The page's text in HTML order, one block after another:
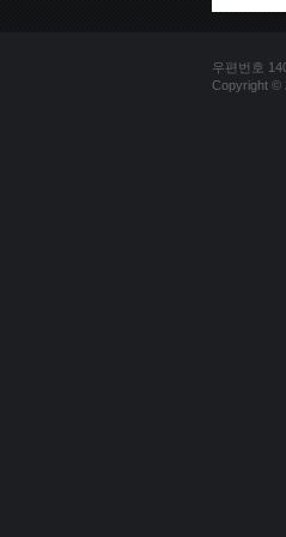
우편번호
Copyright ©